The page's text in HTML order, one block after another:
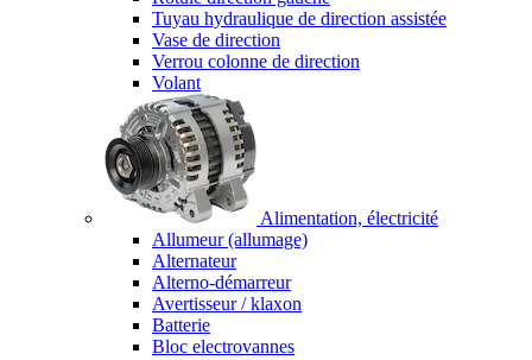
Tuyau hydraulique de direction assistée
Vase de direction
Verrou colonne de direction
Volant
Alimentation, électricité
Allumeur (allumage)
Alternateur
Alterno-démarreur
Avertisseur / klaxon
Batterie
Bloc electrovannes